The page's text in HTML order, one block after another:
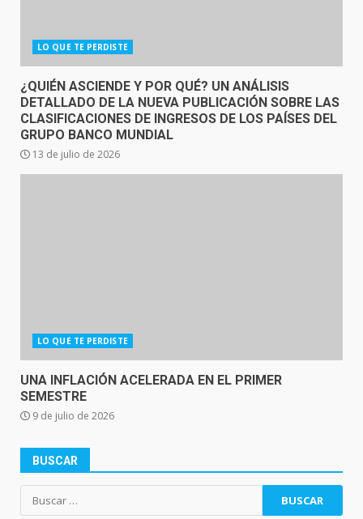
LO QUE TE PERDISTE
¿QUIÉN ASCIENDE Y POR QUÉ? UN ANÁLISIS
DETALLADO DE LA NUEVA PUBLICACIÓN SOBRE LAS
CLASIFICACIONES DE INGRESOS DE LOS PAÍSES DEL
GRUPO BANCO MUNDIAL
13 de julio de 2026
LO QUE TE PERDISTE
UNA INFLACIÓN ACELERADA EN EL PRIMER
SEMESTRE
9 de julio de 2026
BUSCAR
Buscar: